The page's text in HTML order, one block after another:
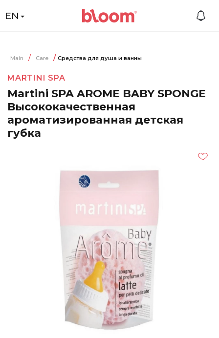
EN
Main Care Средства для душа и ванны
MARTINI SPA
Martini SPA AROME BABY SPONGE
Высококачественная
ароматизированная детская
губка